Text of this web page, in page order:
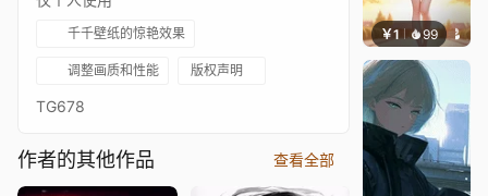
千千壁纸的惊艳效果
调整画质和性能 版权声明
TG678
作者的其他作品 查看全部
￥1 99 辰东